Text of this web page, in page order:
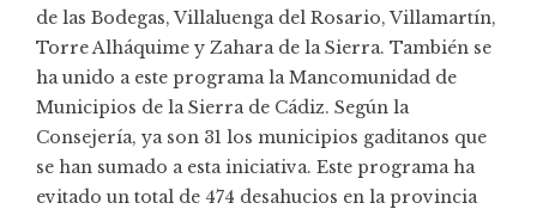
de las Bodegas, Villaluenga del Rosario, Villamartín,
Torre Alháquime y Zahara de la Sierra. También se
ha unido a este programa la Mancomunidad de
Municipios de la Sierra de Cádiz. Según la
Consejería, ya son 31 los municipios gaditanos que
se han sumado a esta iniciativa. Este programa ha
evitado un total de 474 desahucios en la provincia